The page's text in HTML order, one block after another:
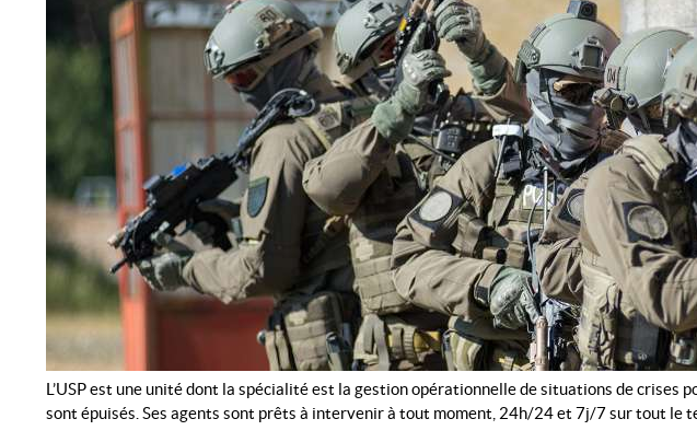
L’USP est une unité dont la spécialité est la gestion opérationnelle de situations de crises
sont épuisés. Ses agents sont prêts à intervenir à tout moment, 24h/24 et 7j/7 sur tout le